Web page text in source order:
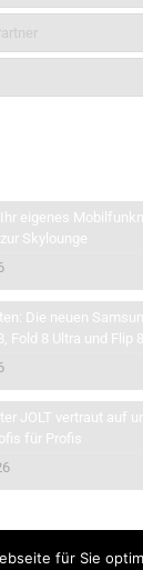
eigenes
Skylounge
Die neuen
Fold 8 Ultra und Flip 8
JOLT vertraut auf
für Profis
für Sie